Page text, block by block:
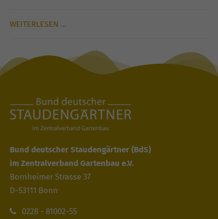
WEITERLESEN …
Bund deutscher Staudengärtner (BdS)
im Zentralverband Gartenbau e.V.
Bornheimer Strasse 37
D-53111 Bonn
0228 - 81002-55